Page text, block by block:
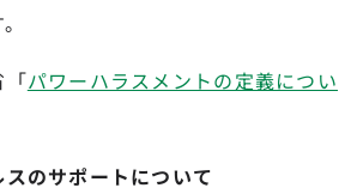
「パワーハラスメントの定義につい
のサポートについて